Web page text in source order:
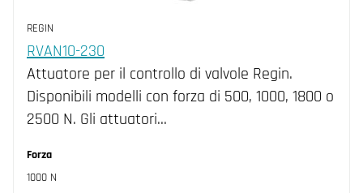
REGIN
RVAN10-230
Attuatore per il controllo di valvole Regin.
Disponibili modelli con forza di 500, 1000, 1800 o
2500 N. Gli attuatori…
Forza
1000 N